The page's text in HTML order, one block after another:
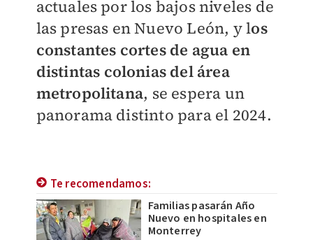
actuales por los bajos niveles de
las presas en Nuevo León, y los
constantes cortes de agua en
distintas colonias del área
metropolitana, se espera un
panorama distinto para el 2024.
Te recomendamos:
Familias pasarán Año
Nuevo en hospitales en
Monterrey